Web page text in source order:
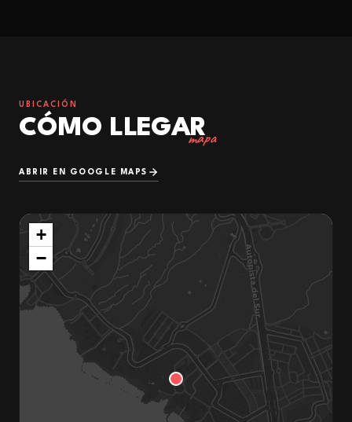
UBICACIÓN
CÓMO LLEGAR
mapa
ABRIR EN GOOGLE MAPS
+
−